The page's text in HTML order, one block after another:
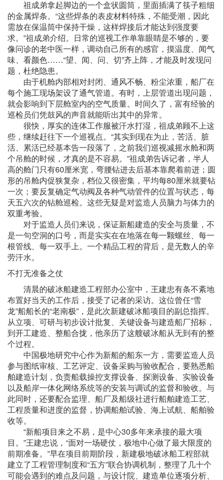
祖成弟拿起脚边的一个盒状圆筒，里面插满了筷子粗细
的金属焊条。“这些焊条的表皮材料特殊，不能受潮，因此
需放在保温筒中保持干燥，这样焊接后才能达到强度要
求。”祖成弟介绍。日常的巡视工作单靠眼睛是不够的，要
像问诊的老中医一样，调动自己所有的感官，摸温度、闻气
味、看颜色……“望、闻、问、切”齐上阵，才能及时发现问
题，杜绝隐患。
由于机舱内部相对封闭、通风不畅、粉尘浓重，船厂在
每个施工现场架设了通气管道。有时，上层管道出现问题，
就会影响到下层舱室内的空气质量。时间久了，富有经验的
巡检员们凭鼓风的声音就能听出其中的异常。
很快，厚实的连体工作服被汗水打湿，祖成弟顾不上这
些，继续赶往下一个巡视点。“其实到现在为止，苦活、脏
活、累活已经基本告一段落了，之前我们巡视减摇水舱和两
个吊舱的时候，才真的是不容易。”祖成弟告诉记者，半人
高的舱门只有60厘米宽，弯腰钻进去后基本靠爬着前进；圆
形的吊舱内促狭复杂，档位又很密集，平均每80厘米就要钻
一次；要反复确定气动阀及各种气动管件的位置与状态，每
天五六次的钻舱巡检。这些无疑是对监造人员脑力与体力的
双重考验。
对于监造人员们来说，保证新船建造的安全与质量，不
是一句空洞的口号，而是实实在在地落在每一颗螺丝、每一
根管线、每一双手上。一个精品工程的背后，是无数人的辛
劳汗水。
不打无准备之仗
清晨的破冰船建造工程部办公室中，王建忠有条不紊地
布置好当天的工作后，接受了记者的采访。这位曾任“雪
龙”船船长的“老南极”，是此次新建破冰船项目的副总指挥。
从立项、可研与初步设计批复、关键设备与建造船厂招标，
到开工建造、整船合拢，他亲历了这艘破冰船从无到有的整
个过程。
中国极地研究中心作为新船的船东一方，需要监造人员
参与图纸审核、工艺评定、设备采购与验收配合，要熟悉船
舶建造计划，负责船载操控支撑设备、探测设备、实验设备
以及船岸一体化网络系统等的安装与调试的监督和验收。与
此同时，还要配合监理、船厂及船级社进行船舶建造工艺、
工程质量和进度的监督，协调船舶试验、海上试航、船舶验
收等。
“新船项目来之不易，是中心30多年来承接的最大项
目。”王建忠说，“面对一场硬仗，极地中心做了最大限度的
前期准备。”早在项目前期阶段，新建极地破冰船工程部就
建立了工程管理制度和“五方”联合协调机制，整理了几十个
可能会遇到的难点及问题，与设计院、建造单位逐项分析、